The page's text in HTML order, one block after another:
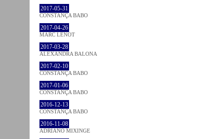
2017-05-31
CONSTANÇA BABO
2017-04-26
MARC LENOT
2017-03-28
ALEXANDRA BALONA
2017-02-10
CONSTANÇA BABO
2017-01-06
CONSTANÇA BABO
2016-12-13
CONSTANÇA BABO
2016-11-08
ADRIANO MIXINGE